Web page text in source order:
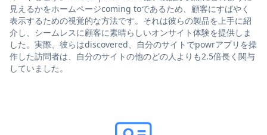
見えるかをホームページcoming toであるため、顧客にすばやく
表示するための視覚的な方法です。それは彼らの製品を上手に紹
介し、シームレスに顧客に素晴らしいオンサイト体験を提供しま
した。実際、彼らはdiscovered、自分のサイトでpowrアプリを操
作した訪問者は、自分のサイトの他のどの人よりも2.5倍長く関与
していました。